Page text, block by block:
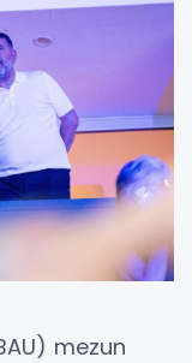
mezun